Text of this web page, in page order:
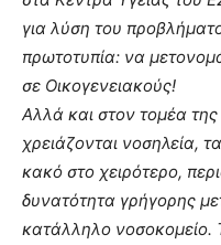
για λύση του
πρωτοτυπία: να
σε Οικογενειακούς!
Αλλά και στον τομέα
χρειάζονται νοσηλεία,
κακό στο χειρότερο,
δυνατότητα γρήγορης
κατάλληλο